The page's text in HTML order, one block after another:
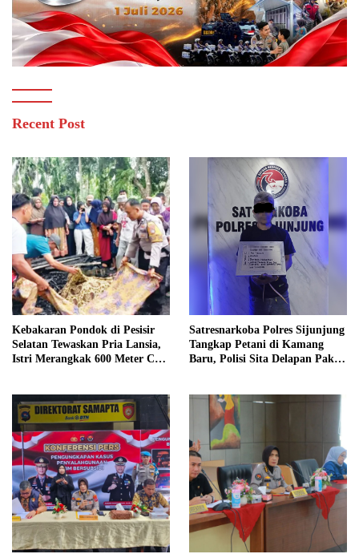
Recent Post
Kebakaran Pondok di Pesisir
Selatan Tewaskan Pria Lansia,
Istri Merangkak 600 Meter Cari
Satresnarkoba Polres Sijunjung
Tangkap Petani di Kamang
Baru, Polisi Sita Delapan Paket